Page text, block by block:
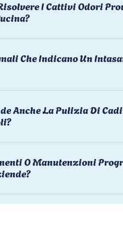
I Cattivi Odori
Che Indicano Un
Anche La Pulizia Di
O Manutenzioni